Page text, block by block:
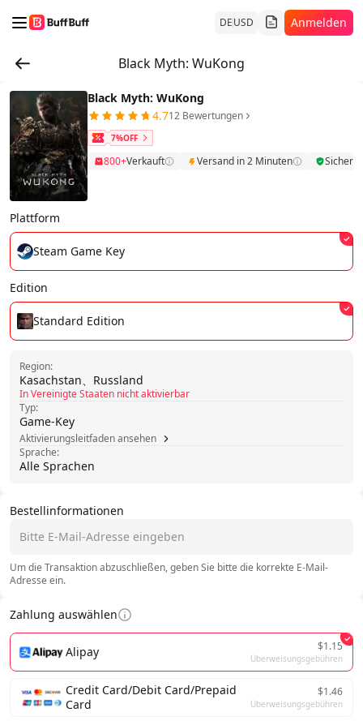
DEUSD Anmelden
Black Myth: WuKong
Bestellinformationen
Um die Transaktion abzuschließen, geben Sie bitte die korrekte E-Mail-
Adresse ein.
Zahlung auswählen
Alipay $1.15
Überweisungsgebühren
Credit Card/Debit Card/Prepaid
Card
$1.46
Überweisungsgebühren
Black Myth: WuKong
4.712 Bewertungen
7%OFF
800+Verkauft Versand in 2 Minuten Sicher
Plattform
Steam Game Key
Edition
Standard Edition
Region:
Kasachstan、Russland
In Vereinigte Staaten nicht aktivierbar
Typ:
Game-Key
Aktivierungsleitfaden ansehen
Sprache:
Alle Sprachen